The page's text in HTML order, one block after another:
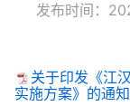
发布时间：
关于印发《江
实施方案》的通